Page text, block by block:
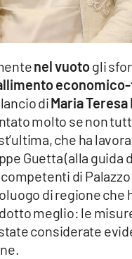
nel vuotogli
diMaria Teresa
molto se non
che ha
Guetta (alla guida
competenti di Palazzo
di regione che
meglio: le
considerate